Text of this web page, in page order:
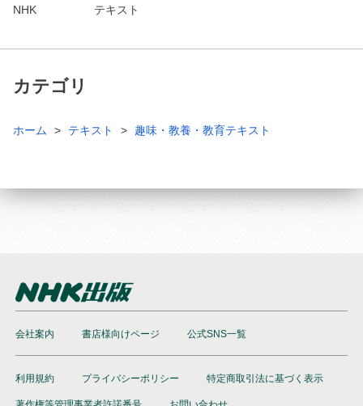
NHK
テキスト
カテゴリ
ホーム テキスト 趣味・教養・教育テキスト
会社案内 書店様向けページ 公式SNS一覧
利用規約 プライバシーポリシー 特定商取引法に基づく表示